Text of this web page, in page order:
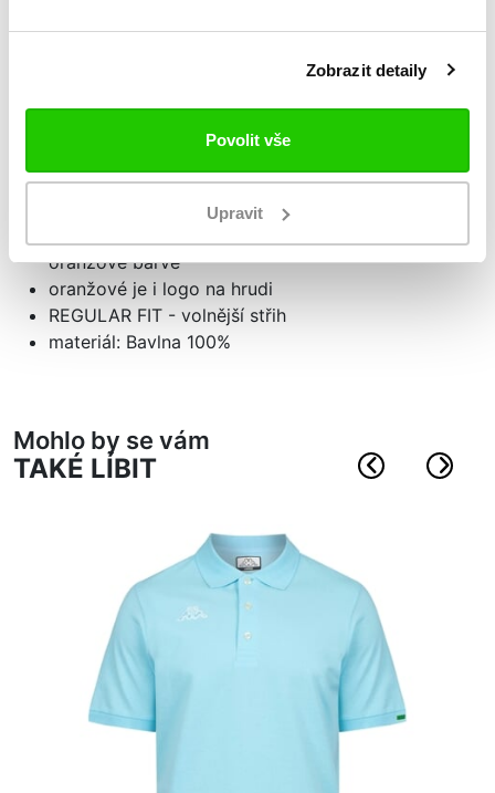
Zobrazit detaily
Povolit vše
Upravit
Logo Flu
stojací límec
zapínaní na dva knoflíky
oranžové barvě
oranžové je i logo na hrudi
REGULAR FIT - volnější střih
materiál: Bavlna 100%
Mohlo by se vám
TAKÉ LÍBIT